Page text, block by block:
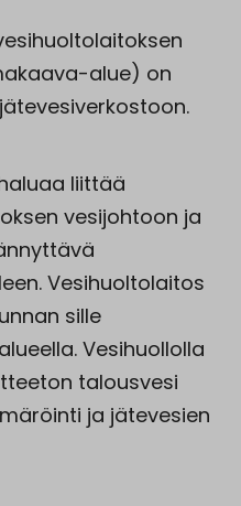
alue) on
liittää
vesijohtoon ja
Vesihuoltolaitos
sille
Vesihuollolla
talousvesi
ja jätevesien